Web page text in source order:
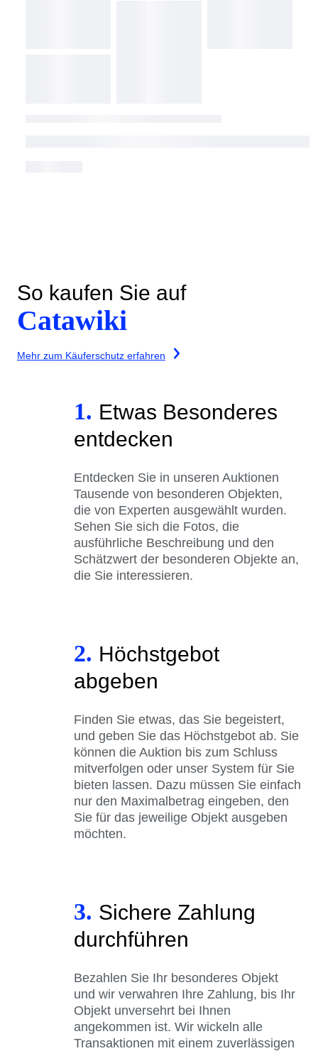
So kaufen Sie auf
Catawiki
Mehr zum Käuferschutz erfahren
1. Etwas Besonderes
entdecken
Entdecken Sie in unseren Auktionen
Tausende von besonderen Objekten,
die von Experten ausgewählt wurden.
Sehen Sie sich die Fotos, die
ausführliche Beschreibung und den
Schätzwert der besonderen Objekte an,
die Sie interessieren.
2. Höchstgebot
abgeben
Finden Sie etwas, das Sie begeistert,
und geben Sie das Höchstgebot ab. Sie
können die Auktion bis zum Schluss
mitverfolgen oder unser System für Sie
bieten lassen. Dazu müssen Sie einfach
nur den Maximalbetrag eingeben, den
Sie für das jeweilige Objekt ausgeben
möchten.
3. Sichere Zahlung
durchführen
Bezahlen Sie Ihr besonderes Objekt
und wir verwahren Ihre Zahlung, bis Ihr
Objekt unversehrt bei Ihnen
angekommen ist. Wir wickeln alle
Transaktionen mit einem zuverlässigen